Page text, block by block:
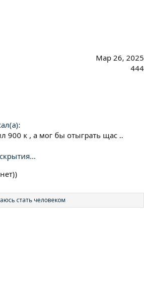
Мар 26, 2025
444
900 к , а мог бы отыграть щас ..
стать человеком